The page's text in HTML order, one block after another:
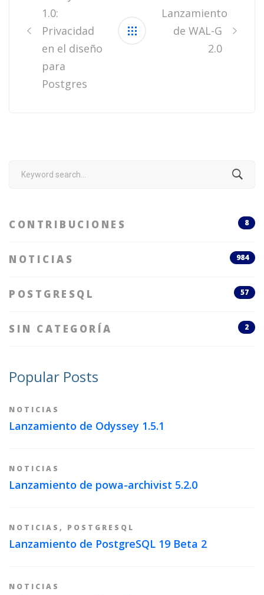
1.0:
Privacidad
en el diseño
para
Postgres
Lanzamiento
de WAL-G
2.0
Search
CONTRIBUCIONES 8
NOTICIAS 984
POSTGRESQL 57
SIN CATEGORÍA 2
Popular Posts
NOTICIAS
Lanzamiento de Odyssey 1.5.1
NOTICIAS
Lanzamiento de powa-archivist 5.2.0
NOTICIAS , POSTGRESQL
Lanzamiento de PostgreSQL 19 Beta 2
NOTICIAS